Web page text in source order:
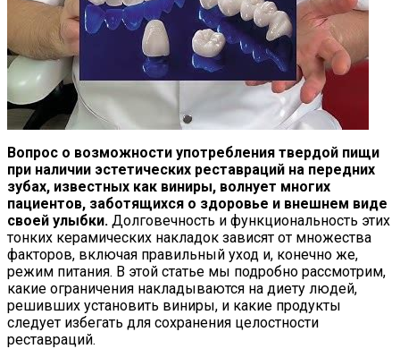
Вопрос о возможности употребления твердой пищи
при наличии эстетических реставраций на передних
зубах, известных как виниры, волнует многих
пациентов, заботящихся о здоровье и внешнем виде
своей улыбки. Долговечность и функциональность этих
тонких керамических накладок зависят от множества
факторов, включая правильный уход и, конечно же,
режим питания. В этой статье мы подробно рассмотрим,
какие ограничения накладываются на диету людей,
решивших установить виниры, и какие продукты
следует избегать для сохранения целостности
реставраций.